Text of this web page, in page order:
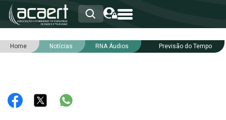
HOME
RNA
NOTÍCIAS
Home Notícias RNA Áudios Previsão do Tempo